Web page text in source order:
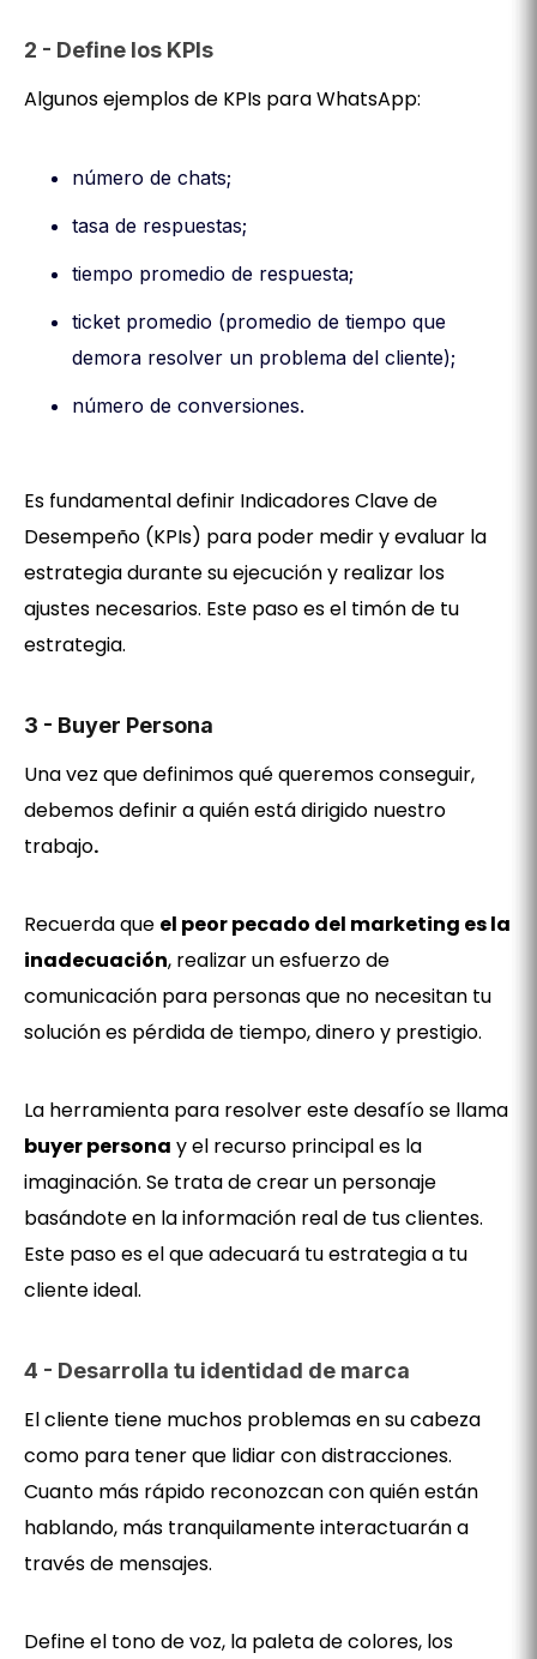
2 - Define los KPIs
Algunos ejemplos de KPIs para WhatsApp:
número de chats;
tasa de respuestas;
tiempo promedio de respuesta;
ticket promedio (promedio de tiempo que
demora resolver un problema del cliente);
número de conversiones.
Es fundamental definir Indicadores Clave de
Desempeño (KPIs) para poder medir y evaluar la
estrategia durante su ejecución y realizar los
ajustes necesarios. Este paso es el timón de tu
estrategia.
3 - Buyer Persona
Una vez que definimos qué queremos conseguir,
debemos definir a quién está dirigido nuestro
trabajo.
Recuerda que el peor pecado del marketing es la
inadecuación, realizar un esfuerzo de
comunicación para personas que no necesitan tu
solución es pérdida de tiempo, dinero y prestigio.
La herramienta para resolver este desafío se llama
buyer persona y el recurso principal es la
imaginación. Se trata de crear un personaje
basándote en la información real de tus clientes.
Este paso es el que adecuará tu estrategia a tu
cliente ideal.
4 - Desarrolla tu identidad de marca
El cliente tiene muchos problemas en su cabeza
como para tener que lidiar con distracciones.
Cuanto más rápido reconozcan con quién están
hablando, más tranquilamente interactuarán a
través de mensajes.
Define el tono de voz, la paleta de colores, los